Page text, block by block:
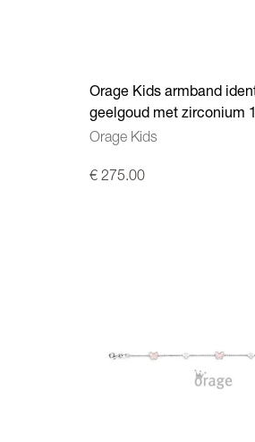
Orage Kids armband
geelgoud met zirconium
A/9932/14
Orage Kids
€ 275.00